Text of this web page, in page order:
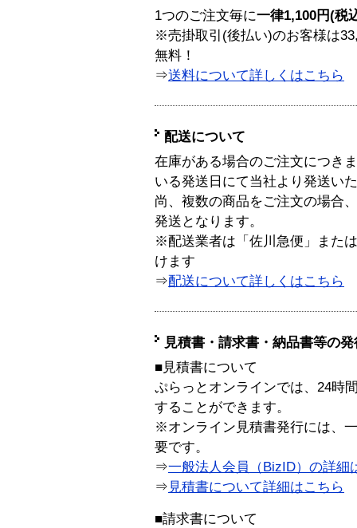
1つのご注文毎に一律1,100円(税
※売掛取引(後払い)のお客様は
無料！
⇒送料について詳しくはこちら
配送について
在庫がある場合のご注文につき
いる発送日にて当社より発送い
尚、複数の商品をご注文の場合
発送となります。
※配送業者は「佐川急便」また
けます
⇒配送について詳しくはこちら
見積書・請求書・納品書等の
■見積書について
ぷらっとオンラインでは、24時
することができます。
※オンライン見積書発行には、
要です。
⇒一般法人会員（BizID）の詳細
⇒ 見積書について詳細はこちら
■請求書について